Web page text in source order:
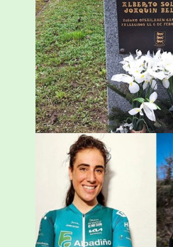
«Azkenengo 40
ingurumen-
ESKUALDEA,ZALDIBAR/